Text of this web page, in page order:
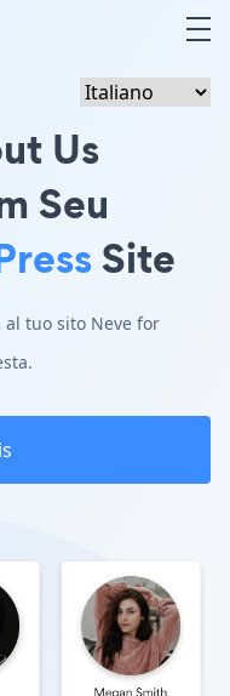
Us
Seu
Site
tuo sito Neve for